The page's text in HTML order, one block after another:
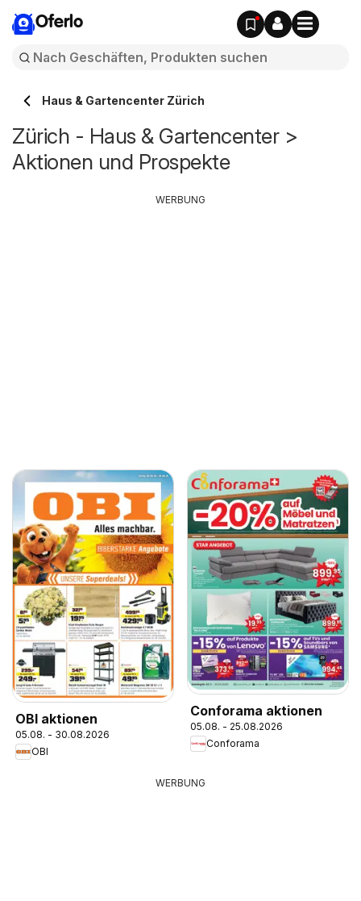
Oferlo
Haus & Gartencenter Zürich
Zürich - Haus & Gartencenter >
Aktionen und Prospekte
OBI aktionen
05.08. - 30.08.2026
OBI
Conforama aktionen
05.08. - 25.08.2026
Conforama
WERBUNG
WERBUNG